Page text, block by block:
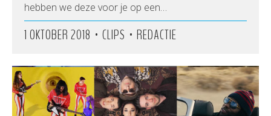
hebben we deze voor je op een…
1 OKTOBER 2018 • CLIPS • REDACTIE